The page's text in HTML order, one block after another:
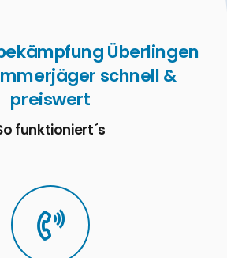
Überlingen
schnell &
preiswert
funktioniert´s